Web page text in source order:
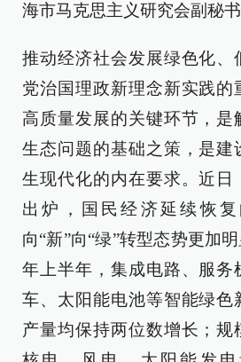
海市马克思主义研究会副秘书
推动经济社会发展绿色化、
党治国理政新理念新实践的
高质量发展的关键环节，是
生态问题的基础之策，是建
生现代化的内在要求。近日
出炉，国民经济延续恢
向“新”向“绿”转型态势更加
年上半年，集成电路、服务
车、太阳能电池等智能绿色
产量均保持两位数增长；规